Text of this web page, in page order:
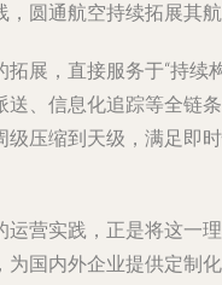
，圆通航空持续拓展其
拓展，直接服务于“持
送、信息化追踪等全链
级压缩到天级，满足即
运营实践，正是将这一
为国内外企业提供定制